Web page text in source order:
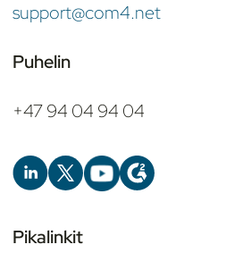
support@com4.net
Puhelin
+47 94 04 94 04
Pikalinkit